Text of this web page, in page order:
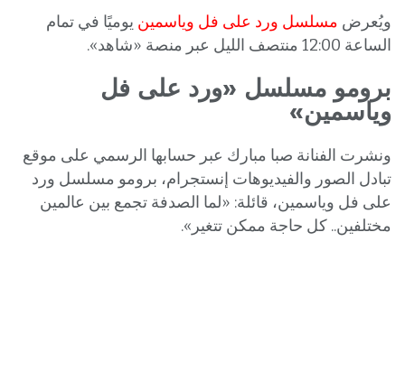
ويُعرض مسلسل ورد على فل وياسمين يوميًا في تمام
الساعة 12:00 منتصف الليل عبر منصة «شاهد».
برومو مسلسل «ورد على فل
وياسمين»
ونشرت الفنانة صبا مبارك عبر حسابها الرسمي على موقع
تبادل الصور والفيديوهات إنستجرام، برومو مسلسل ورد
على فل وياسمين، قائلة: «لما الصدفة تجمع بين عالمين
مختلفين.. كل حاجة ممكن تتغير».